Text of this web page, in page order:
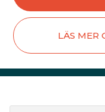
LÄS MER